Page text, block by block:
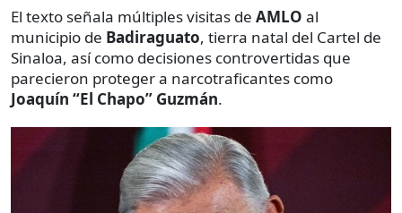
El texto señala múltiples visitas de AMLO al
municipio de Badiraguato, tierra natal del Cartel de
Sinaloa, así como decisiones controvertidas que
parecieron proteger a narcotraficantes como
Joaquín “El Chapo” Guzmán.